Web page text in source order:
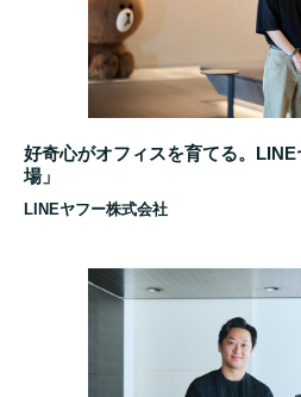
好奇心がオフィスを育てる。LINE
場」
LINEヤフー株式会社